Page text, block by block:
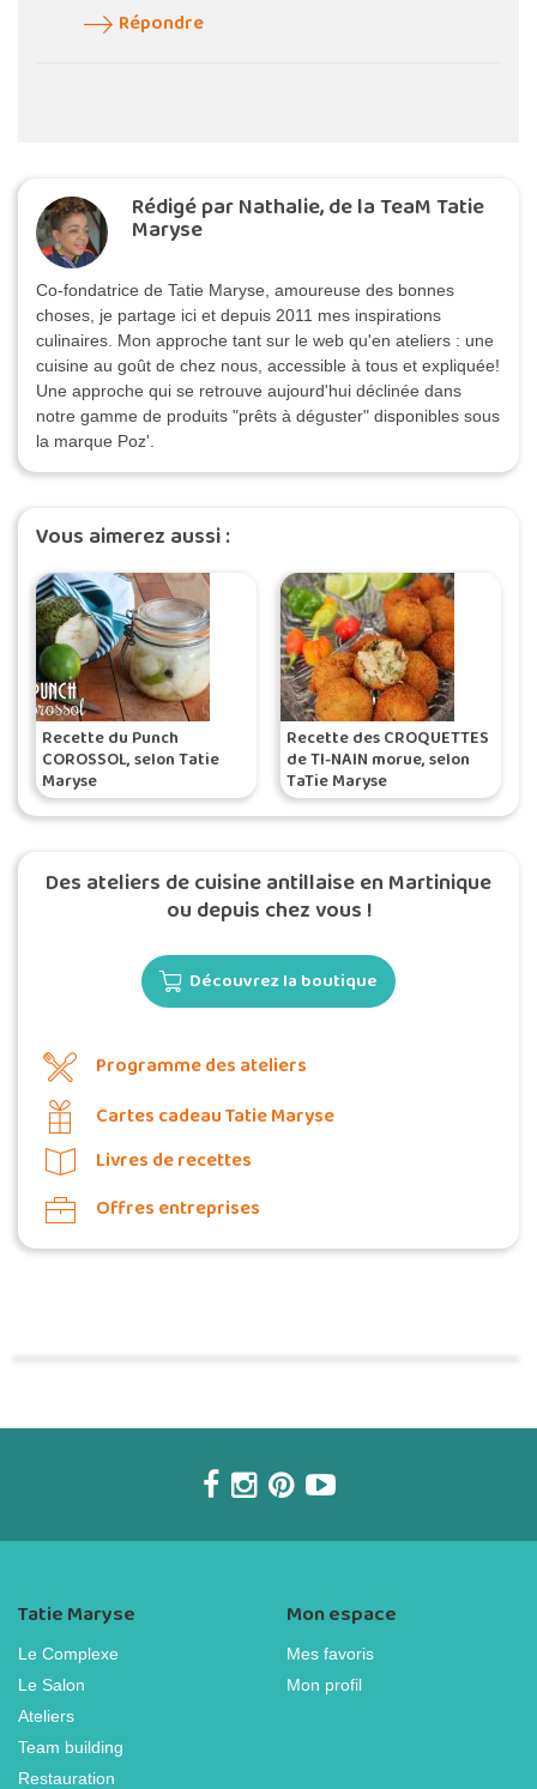
Répondre
Rédigé par Nathalie, de la TeaM Tatie
Maryse
Co-fondatrice de Tatie Maryse, amoureuse des bonnes
choses, je partage ici et depuis 2011 mes inspirations
culinaires. Mon approche tant sur le web qu'en ateliers : une
cuisine au goût de chez nous, accessible à tous et expliquée!
Une approche qui se retrouve aujourd'hui déclinée dans
notre gamme de produits "prêts à déguster" disponibles sous
la marque Poz'.
Vous aimerez aussi :
Recette du Punch
COROSSOL, selon Tatie
Maryse
Recette des CROQUETTES
de TI-NAIN morue, selon
TaTie Maryse
Des ateliers de cuisine antillaise en Martinique
ou depuis chez vous !
Découvrez la boutique
Programme des ateliers
Cartes cadeau Tatie Maryse
Livres de recettes
Offres entreprises
Tatie Maryse
Le Complexe
Le Salon
Ateliers
Team building
Restauration
Mon espace
Mes favoris
Mon profil